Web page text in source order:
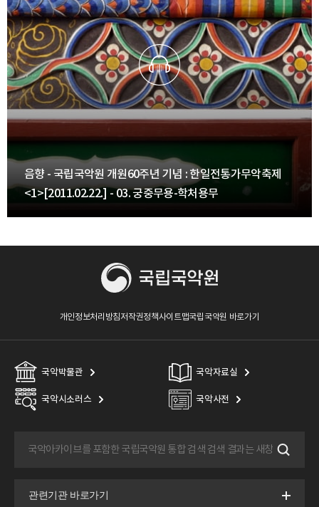
음향 - 국립국악원 개원60주년 기념 : 한일전통가무악축제
<1>[2011.02.22.] - 03. 궁중무용-학처용무
개인정보처리방침저작권정책사이트맵국립국악원 바로가기
국악박물관 국악자료실
국악시소러스 국악사전